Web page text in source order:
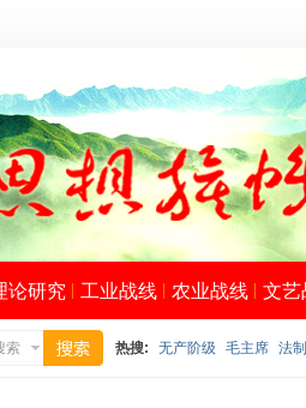
论研究 工业战线 农业战线 文艺
索 热搜: 无产阶级 毛主席 法制